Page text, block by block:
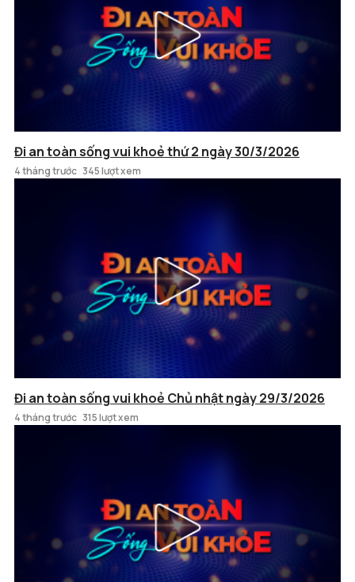
Đi an toàn sống vui khoẻ thứ 2 ngày 30/3/2026
4 tháng trước 345 lượt xem
Đi an toàn sống vui khoẻ Chủ nhật ngày 29/3/2026
4 tháng trước 315 lượt xem